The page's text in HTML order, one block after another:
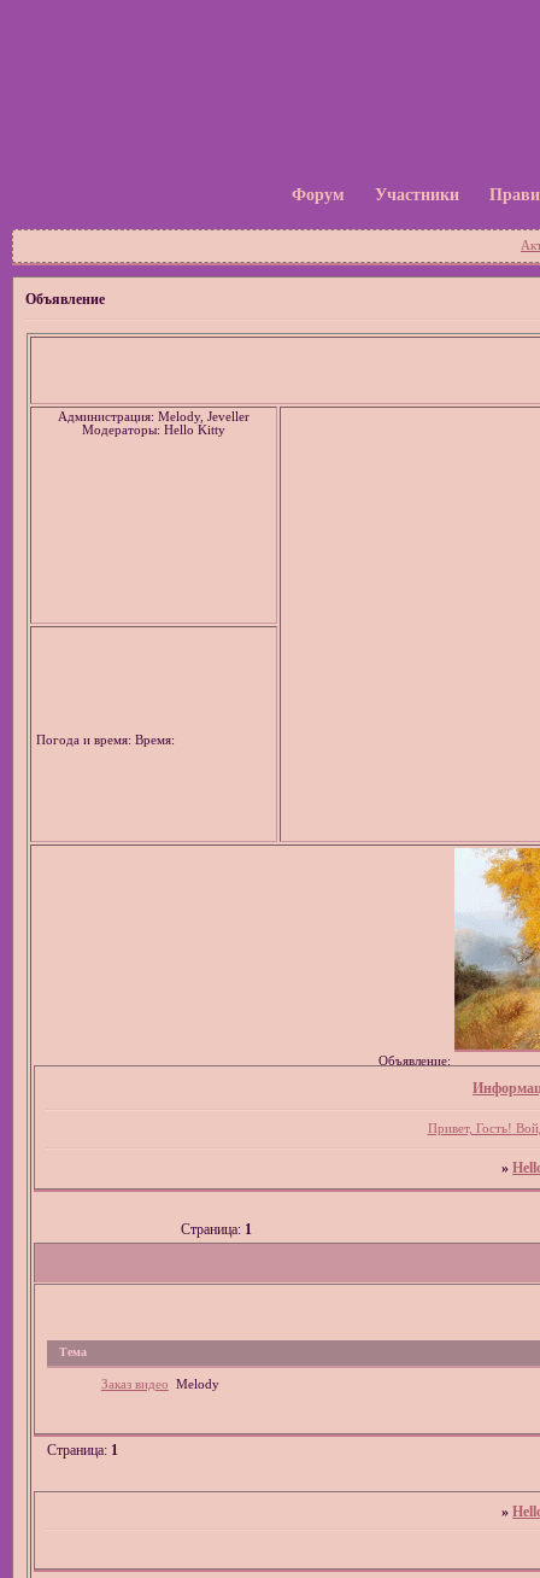
Форум Участники
Объявление
Администрация: Melody, Jeveller
Модераторы: Hello Kitty
Погода и время: Время:
Объявление:
Привет, Гость!
»
Страница: 1
Тема
Заказ видео Melody
Страница: 1
»